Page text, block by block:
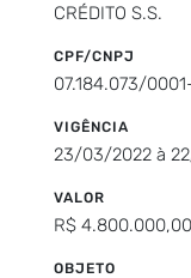
CRÉDITO S.S.
CPF/CNPJ
07.184.073/
VIGÊNCIA
23/03/2022 à
VALOR
R$ 4.800.000,00
OBJETO